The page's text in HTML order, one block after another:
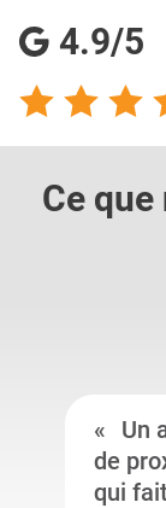
4.9/5
Ce
Un
de
qui